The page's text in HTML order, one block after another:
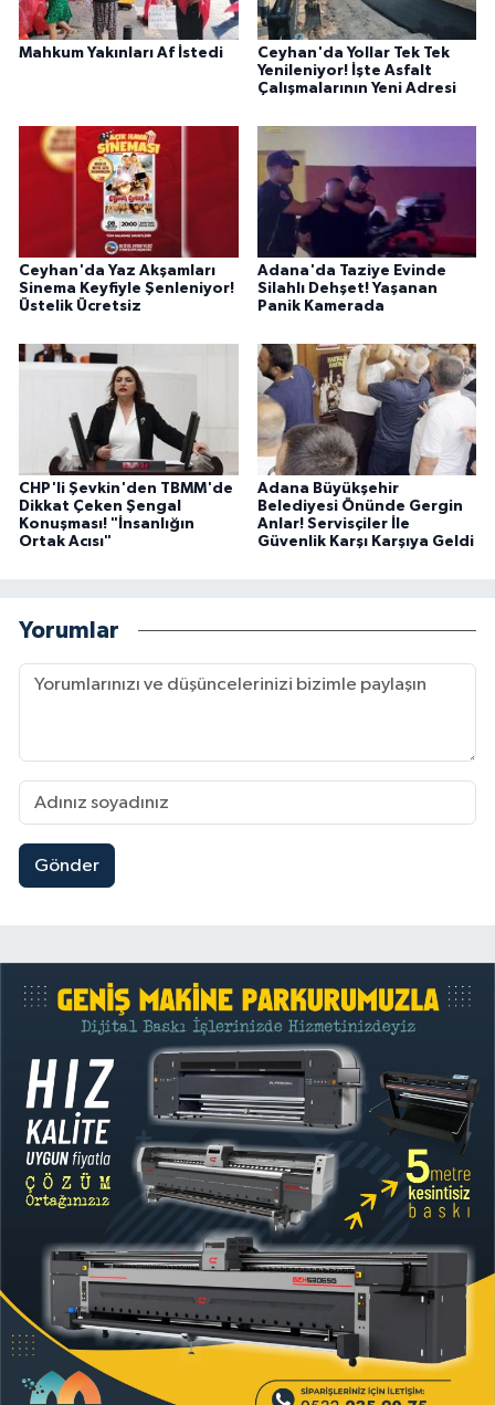
Mahkum Yakınları Af İstedi
Ceyhan'da Yollar Tek Tek
Yenileniyor! İşte Asfalt
Çalışmalarının Yeni Adresi
Ceyhan'da Yaz Akşamları
Sinema Keyfiyle Şenleniyor!
Üstelik Ücretsiz
Adana'da Taziye Evinde
Silahlı Dehşet! Yaşanan
Panik Kamerada
CHP'li Şevkin'den TBMM'de
Dikkat Çeken Şengal
Konuşması! "İnsanlığın
Ortak Acısı"
Adana Büyükşehir
Belediyesi Önünde Gergin
Anlar! Servisçiler İle
Güvenlik Karşı Karşıya Geldi
Yorumlar
Gönder